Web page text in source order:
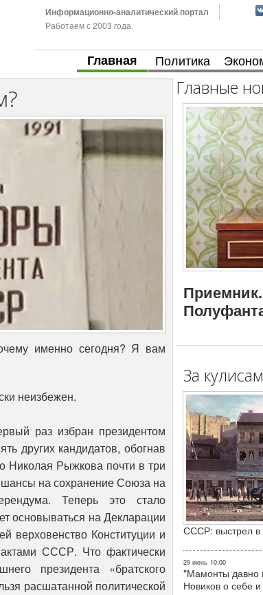
Информационно-аналитический портал
Работаем с 2003 года.
Главная Политика
именно сегодня? Я вам
неизбежен.
раз избран президентом
других кандидатов, обогнав
Николая Рыжкова почти в три
на сохранение Союза на
Теперь это стало
основываться на Декларации
верховенство Конституции и
СССР. Что фактически
президента «братского
расшатанной политической
Главные
Приемник.
За
СССР: выстрел в
29 июнь 10:00
"Мамонты давно
Новиков о себе и